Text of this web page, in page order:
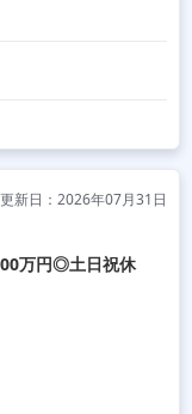
新日：2026年07月31日
万円◎土日祝休